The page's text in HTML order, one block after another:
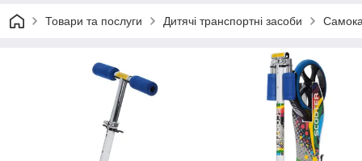
Товари та послуги Дитячі транспортні засоби